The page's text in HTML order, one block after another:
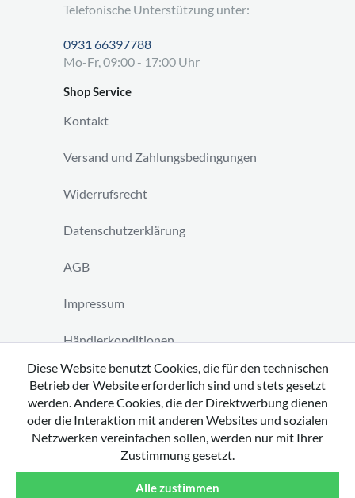
Telefonische Unterstützung unter:
0931 66397788
Mo-Fr, 09:00 - 17:00 Uhr
Shop Service
Kontakt
Versand und Zahlungsbedingungen
Widerrufsrecht
Datenschutzerklärung
AGB
Impressum
Händlerkonditionen
Vertrag widerrufen
Diese Website benutzt Cookies, die für den technischen
Betrieb der Website erforderlich sind und stets gesetzt
werden. Andere Cookies, die der Direktwerbung dienen
oder die Interaktion mit anderen Websites und sozialen
Netzwerken vereinfachen sollen, werden nur mit Ihrer
Zustimmung gesetzt.